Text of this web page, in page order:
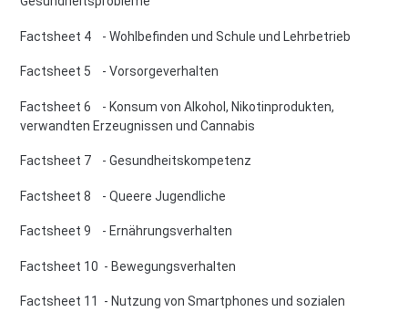
Factsheet 4 - Wohlbefinden und Schule und Lehrbetrieb
Factsheet 5 - Vorsorgeverhalten
Factsheet 6 - Konsum von Alkohol, Nikotinprodukten,
verwandten Erzeugnissen und Cannabis
Factsheet 7 - Gesundheitskompetenz
Factsheet 8 - Queere Jugendliche
Factsheet 9 - Ernährungsverhalten
Factsheet 10 - Bewegungsverhalten
Factsheet 11 - Nutzung von Smartphones und sozialen